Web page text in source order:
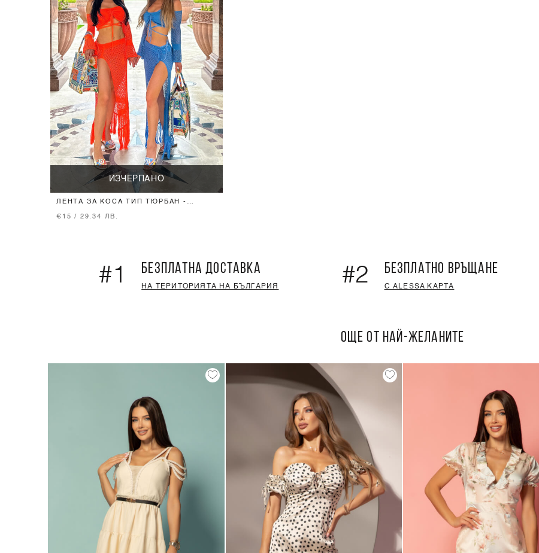
ИЗЧЕРПАНО
ЛЕНТА ЗА КОСА ТИП ТЮРБАН -
€15 / 29.34 ЛВ.
#1 БЕЗПЛАТНА ДОСТАВКА
НА ТЕРИТОРИЯТА НА БЪЛГАРИЯ #2 БЕЗПЛАТНО ВРЪЩАНЕ
С ALESSA КАРТА
ОЩЕ ОТ НАЙ-ЖЕЛАНИТЕ